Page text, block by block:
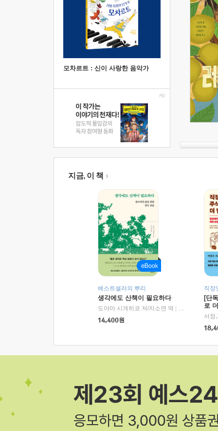
모차르트 : 신이 사랑한 음악가
지금, 이 책
베스트셀러의 뿌리
생각에도 산책이 필요하다
도야마 시게히코 저/지소연 역
알에이치코리
14,400원
직장
[단
로